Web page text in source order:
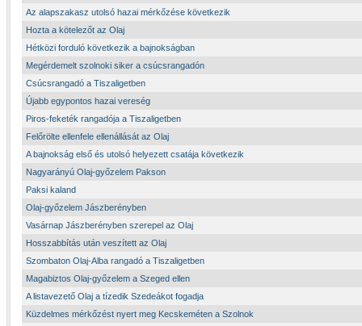
Az alapszakasz utolsó hazai mérkőzése következik
Hozta a kötelezőt az Olaj
Hétközi forduló következik a bajnokságban
Megérdemelt szolnoki siker a csúcsrangadón
Csúcsrangadó a Tiszaligetben
Újabb egypontos hazai vereség
Piros-feketék rangadója a Tiszaligetben
Felőrölte ellenfele ellenállását az Olaj
A bajnokság első és utolsó helyezett csatája következik
Nagyarányú Olaj-győzelem Pakson
Paksi kaland
Olaj-győzelem Jászberényben
Vasárnap Jászberényben szerepel az Olaj
Hosszabbítás után veszített az Olaj
Szombaton Olaj-Alba rangadó a Tiszaligetben
Magabiztos Olaj-győzelem a Szeged ellen
A listavezető Olaj a tízedik Szedeákot fogadja
Küzdelmes mérkőzést nyert meg Kecskeméten a Szolnok